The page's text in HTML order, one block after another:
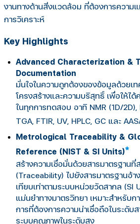
งานทางด้านสิ่งแวดล้อม ที่ต้องการความ
การวิเคราะห์
Key Highlights
Advanced Characterization &
Documentation
มั่นใจในความถูกต้องของข้อมูลด้วยเ
โครงสร้างและความบริสุทธิ์ เพื่อให้ไ
ในทุกการทดสอบ อาทิ NMR (1D/
TGA, FTIR, UV, HPLC, GC และ
Metrological Traceability &
Reference (NIST & SI Units)*
สร้างความเชื่อมั่นด้วยสารมาตรฐาน
(Traceability) ไปยังสารมาตรฐานอ้
เทียบเท่าตามระบบหน่วยวัดสากล (SI
แม่นยำทางมาตรวิทยา เหมาะสำหรับ
การที่ต้องการความน่าเชื่อถือในระดับ
ระบบคุณภาพในระดับสูง